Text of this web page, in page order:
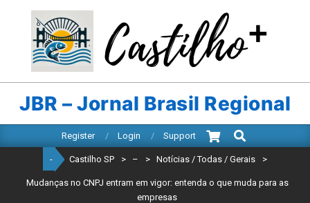
content
CASTILHO
SP
JBR – Jornal Brasil Regional
Navigation
Register Login Support
Search
- Castilho SP > – > Notícias / Todas / Gerais >
Mudanças no CNPJ entram em vigor: entenda o que muda para as
empresas